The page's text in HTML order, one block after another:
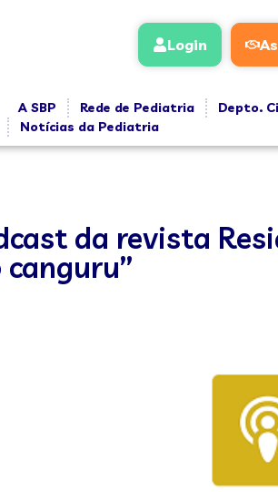
Login
A SBP Rede de Pediatria Depto.
Notícias da Pediatria
da revista